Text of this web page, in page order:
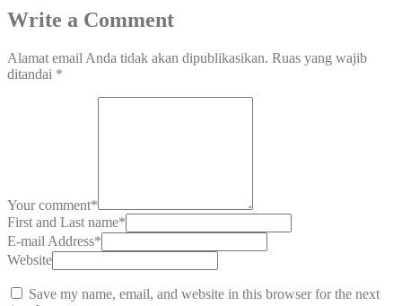
Write a Comment
Alamat email Anda tidak akan dipublikasikan. Ruas yang wajib
ditandai *
Your comment*
First and Last name*
E-mail Address*
Website
Save my name, email, and website in this browser for the next